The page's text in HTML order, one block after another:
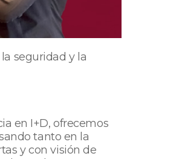
seguridad y la
en I+D, ofrecemos
tanto en la
y con visión de